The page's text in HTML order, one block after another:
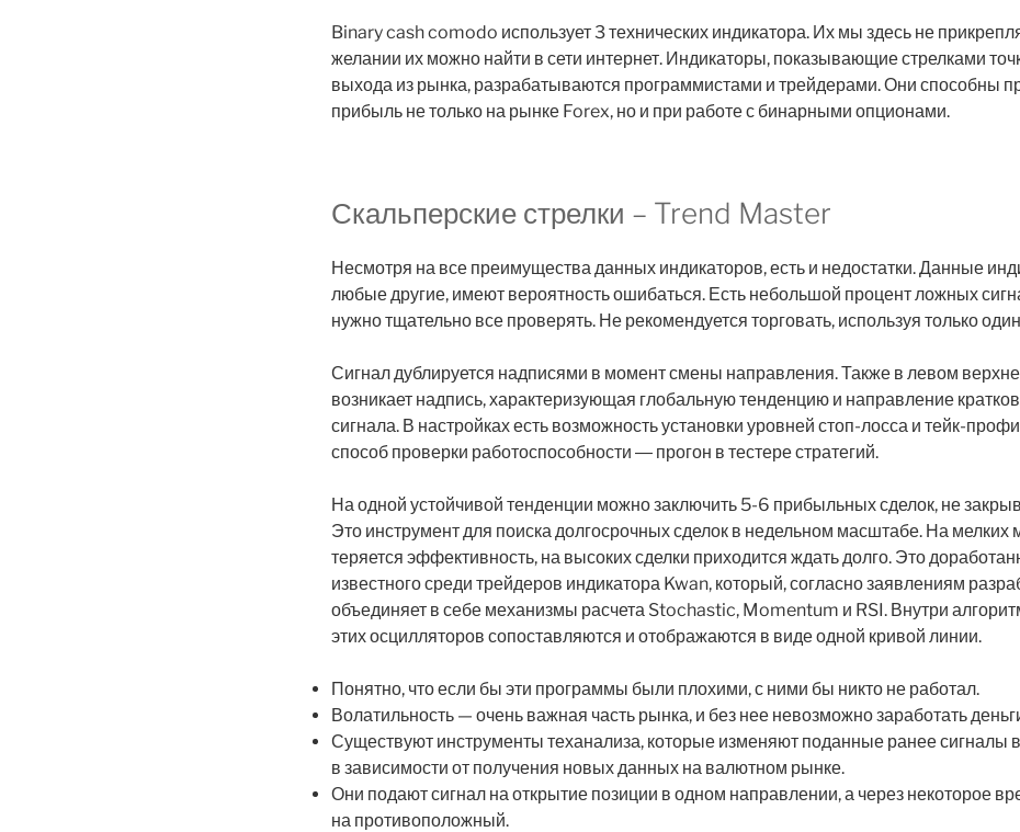
Binary cash comodo использует 3 технических индикатора. Их мы здесь не
желании их можно найти в сети интернет. Индикаторы, показывающие стрелками
выхода из рынка, разрабатываются программистами и трейдерами. Они способны
прибыль не только на рынке Forex, но и при работе с бинарными опционами.
Скальперские стрелки – Trend Master
Несмотря на все преимущества данных индикаторов, есть и недостатки. Данные
любые другие, имеют вероятность ошибаться. Есть небольшой процент ложных
нужно тщательно все проверять. Не рекомендуется торговать, используя только
Сигнал дублируется надписями в момент смены направления. Также в левом
возникает надпись, характеризующая глобальную тенденцию и направление
сигнала. В настройках есть возможность установки уровней стоп-лосса и тейк-
способ проверки работоспособности ― прогон в тестере стратегий.
На одной устойчивой тенденции можно заключить 5-6 прибыльных сделок, не
Это инструмент для поиска долгосрочных сделок в недельном масштабе. На мелких
теряется эффективность, на высоких сделки приходится ждать долго. Это
известного среди трейдеров индикатора Kwan, который, согласно заявлениям
объединяет в себе механизмы расчета Stochastic, Momentum и RSI. Внутри
этих осцилляторов сопоставляются и отображаются в виде одной кривой линии.
Понятно, что если бы эти программы были плохими, с ними бы никто не работал.
Волатильность — очень важная часть рынка, и без нее невозможно заработать
Существуют инструменты теханализа, которые изменяют поданные ранее сигналы
в зависимости от получения новых данных на валютном рынке.
Они подают сигнал на открытие позиции в одном направлении, а через некоторое
на противоположный.